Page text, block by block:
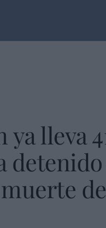
lleva
detenido